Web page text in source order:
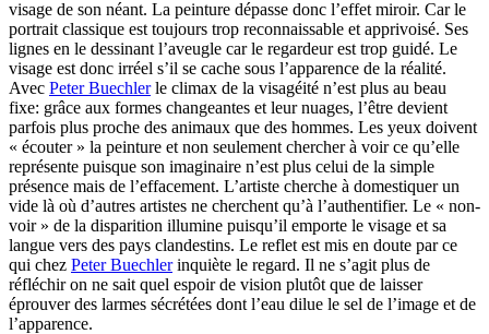
visage de son néant. La peinture dépasse donc l’effet miroir. Car le
portrait classique est toujours trop reconnaissable et apprivoisé. Ses
lignes en le dessinant l’aveugle car le regardeur est trop guidé. Le
visage est donc irréel s’il se cache sous l’apparence de la réalité.
Avec Peter Buechlerle climax de la visagéité n’est plus au beau
fixe: grâce aux formes changeantes et leur nuages, l’être devient
parfois plus proche des animaux que des hommes. Les yeux doivent
« écouter » la peinture et non seulement chercher à voir ce qu’elle
représente puisque son imaginaire n’est plus celui de la simple
présence mais de l’effacement. L’artiste cherche à domestiquer un
vide là où d’autres artistes ne cherchent qu’à l’authentifier. Le « non-
voir » de la disparition illumine puisqu’il emporte le visage et sa
langue vers des pays clandestins. Le reflet est mis en doute par ce
qui chez Peter Buechlerinquiète le regard. Il ne s’agit plus de
réfléchir on ne sait quel espoir de vision plutôt que de laisser
éprouver des larmes sécrétées dont l’eau dilue le sel de l’image et de
l’apparence.